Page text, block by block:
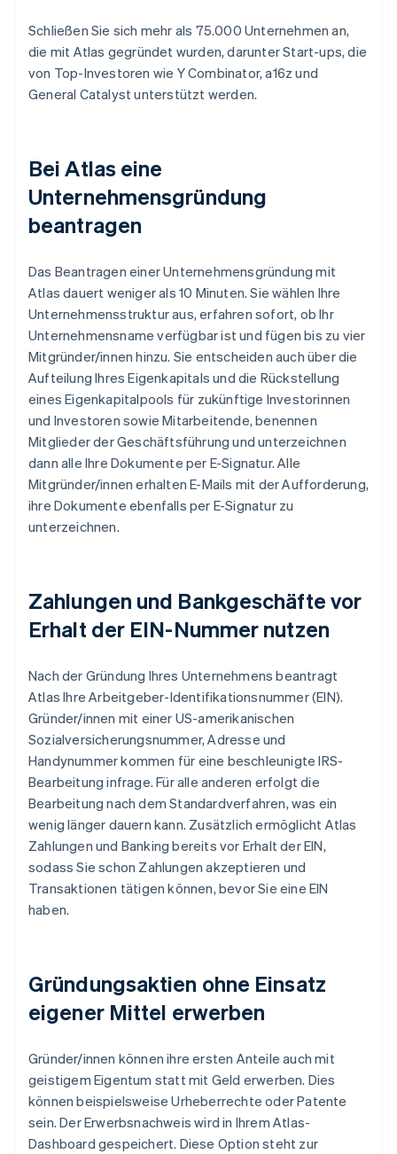
Schließen Sie sich mehr als 75.000 Unternehmen an,
die mit Atlas gegründet wurden, darunter Start-ups, die
von Top-Investoren wie Y Combinator, a16z und
General Catalyst unterstützt werden.
Bei Atlas eine
Unternehmensgründung
beantragen
Das Beantragen einer Unternehmensgründung mit
Atlas dauert weniger als 10 Minuten. Sie wählen Ihre
Unternehmensstruktur aus, erfahren sofort, ob Ihr
Unternehmensname verfügbar ist und fügen bis zu vier
Mitgründer/innen hinzu. Sie entscheiden auch über die
Aufteilung Ihres Eigenkapitals und die Rückstellung
eines Eigenkapitalpools für zukünftige Investorinnen
und Investoren sowie Mitarbeitende, benennen
Mitglieder der Geschäftsführung und unterzeichnen
dann alle Ihre Dokumente per E-Signatur. Alle
Mitgründer/innen erhalten E-Mails mit der Aufforderung,
ihre Dokumente ebenfalls per E-Signatur zu
unterzeichnen.
Zahlungen und Bankgeschäfte vor
Erhalt der EIN-Nummer nutzen
Nach der Gründung Ihres Unternehmens beantragt
Atlas Ihre Arbeitgeber-Identifikationsnummer (EIN).
Gründer/innen mit einer US-amerikanischen
Sozialversicherungsnummer, Adresse und
Handynummer kommen für eine beschleunigte IRS-
Bearbeitung infrage. Für alle anderen erfolgt die
Bearbeitung nach dem Standardverfahren, was ein
wenig länger dauern kann. Zusätzlich ermöglicht Atlas
Zahlungen und Banking bereits vor Erhalt der EIN,
sodass Sie schon Zahlungen akzeptieren und
Transaktionen tätigen können, bevor Sie eine EIN
haben.
Gründungsaktien ohne Einsatz
eigener Mittel erwerben
Gründer/innen können ihre ersten Anteile auch mit
geistigem Eigentum statt mit Geld erwerben. Dies
können beispielsweise Urheberrechte oder Patente
sein. Der Erwerbsnachweis wird in Ihrem Atlas-
Dashboard gespeichert. Diese Option steht zur